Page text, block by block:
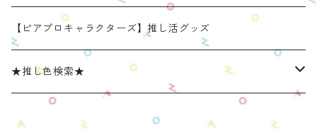
スタンダード (本体の高さ：約16cm）
ミニ(本体の高さ：約12cm)
リラックマモデル きらきらぬいぐるみポーチ
ラウンド（丸型 2025年11月リニューアルモデル）
スクエア（四角型 2025年11月発売モデル）
缶バッジケース
ねこみみ缶バッジケース スタンダードカラー
推しごとショルダーパッド
スタンダード (本体の高さ：約16cm）
ミニ (本体の高さ：約12cm）
【限定】星モデル
リラックマ ぬい活アイテム
うさみみ缶バッジケース
リラックマ 缶バッジケース
ねこみみロゼットバッグチャーム
【ピアプロキャラクターズ】推し活グッズ
★推し色検索★